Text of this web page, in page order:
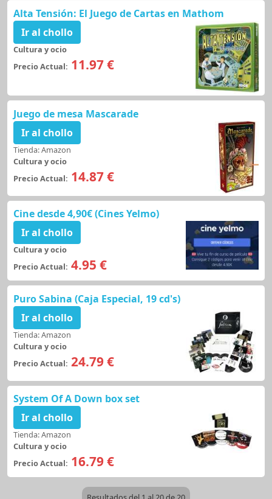
Alta Tensión: El Juego de Cartas en Mathom
Ir al chollo
Cultura y ocio
Precio Actual: 11.97 €
Juego de mesa Mascarade
Ir al chollo
Tienda: Amazon
Cultura y ocio
Precio Actual: 14.87 €
Cine desde 4,90€ (Cines Yelmo)
Ir al chollo
Cultura y ocio
Precio Actual: 4.95 €
Puro Sabina (Caja Especial, 19 cd's)
Ir al chollo
Tienda: Amazon
Cultura y ocio
Precio Actual: 24.79 €
System Of A Down box set
Ir al chollo
Tienda: Amazon
Cultura y ocio
Precio Actual: 16.79 €